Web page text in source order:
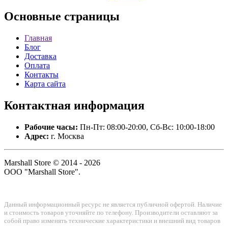
Основные страницы
Главная
Блог
Доставка
Оплата
Контакты
Карта сайта
Контактная информация
Рабочие часы: Пн-Пт: 08:00-20:00, Сб-Вс: 10:00-18:00
Адрес: г. Москва
Marshall Store © 2014 - 2026
ООО "Marshall Store".
Данный информационный ресурс не является публичной офертой. Наличие
и стоимость товаров уточняйте по телефону. Производители оставляют за
собой право изменять технические характеристики и внешний вид товаров